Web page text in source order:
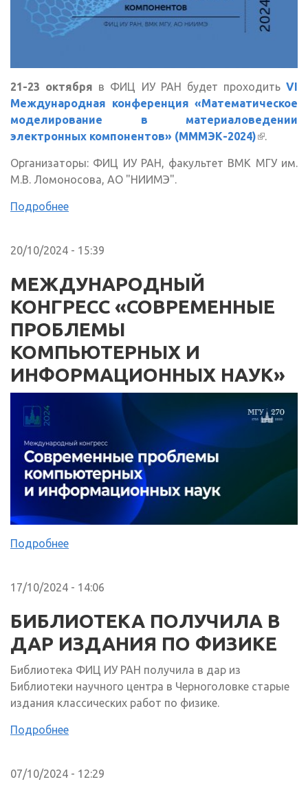
21-23 октября в ФИЦ ИУ РАН будет проходить VI
Международная конференция «Математическое
моделирование в материаловедении
электронных компонентов» (МММЭК-2024)
.
Организаторы: ФИЦ ИУ РАН, факультет ВМК МГУ им.
М.В. Ломоносова, АО "НИИМЭ".
Подробнее
20/10/2024 - 15:39
МЕЖДУНАРОДНЫЙ
КОНГРЕСС «СОВРЕМЕННЫЕ
ПРОБЛЕМЫ
КОМПЬЮТЕРНЫХ И
ИНФОРМАЦИОННЫХ НАУК»
Подробнее
17/10/2024 - 14:06
БИБЛИОТЕКА ПОЛУЧИЛА В
ДАР ИЗДАНИЯ ПО ФИЗИКЕ
Библиотека ФИЦ ИУ РАН получила в дар из
Библиотеки научного центра в Черноголовке старые
издания классических работ по физике.
Подробнее
07/10/2024 - 12:29